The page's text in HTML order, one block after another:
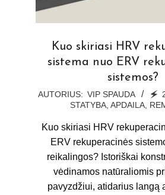
Kuo skiriasi HRV
sistema nuo ERV
sistemos?
2021-
05
AUTORIUS: VIP SPAUDA 🗲
STATYBA, APDAILA,
Kuo skiriasi HRV
ERV rekuperacinės
reikalingos? Istoriškai
vėdinamos natūraliomis
pavyzdžiui, atidarius langą